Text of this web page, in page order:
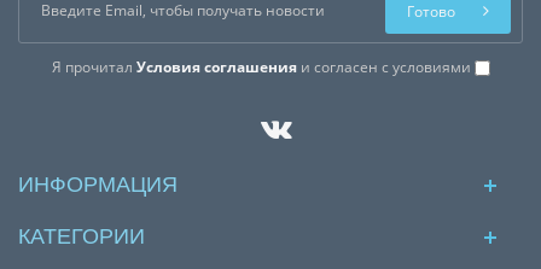
Я прочитал Условия соглашенияи согласен с условиями
Готово
ИНФОРМАЦИЯ
КАТЕГОРИИ